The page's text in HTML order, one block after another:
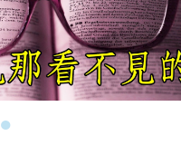
四集：「天主十誡(下)」
三集：「天主十誡(上)」
●